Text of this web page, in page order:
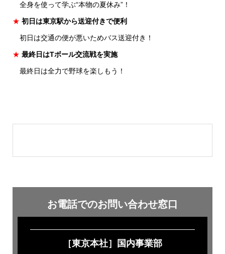
全身を使って学ぶ“本物の夏休み”！
★ 初日は東京駅から送迎付きで便利
初日は交通の便が悪いためバス送迎付き！
★ 最終日はTボール交流戦を実施
最終日は全力で野球を楽しもう！
お電話でのお問い合わせ窓口
［東京本社］国内事業部